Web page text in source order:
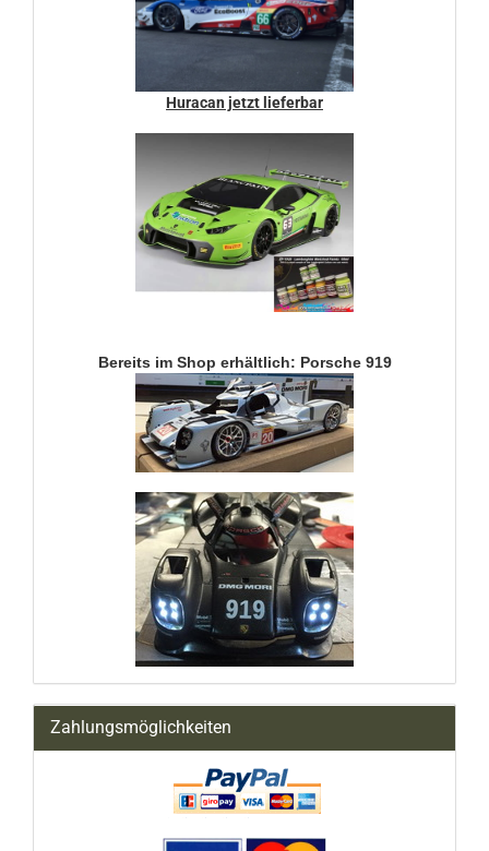
Huracan jetzt lieferbar
Bereits im Shop erhältlich: Porsche 919
Zahlungsmöglichkeiten